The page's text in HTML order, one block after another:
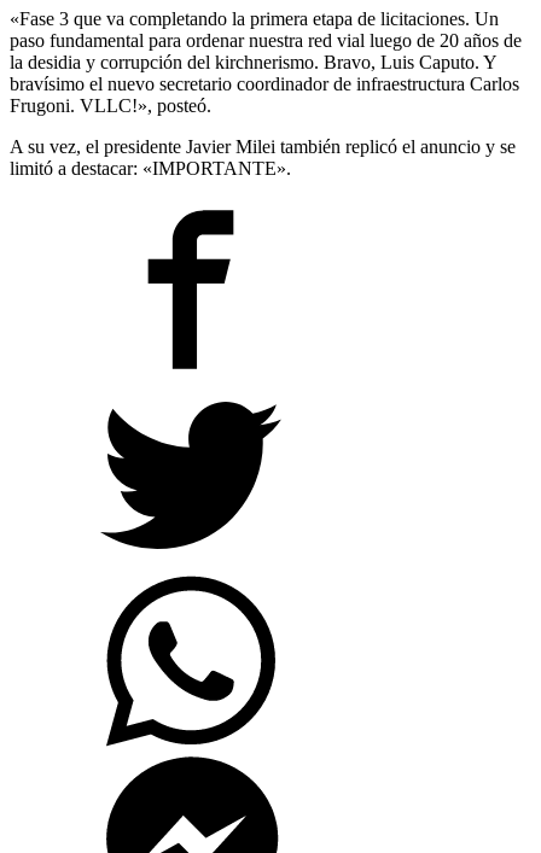
«Fase 3 que va completando la primera etapa de licitaciones. Un
paso fundamental para ordenar nuestra red vial luego de 20 años de
la desidia y corrupción del kirchnerismo. Bravo, Luis Caputo. Y
bravísimo el nuevo secretario coordinador de infraestructura Carlos
Frugoni. VLLC!», posteó.
A su vez, el presidente Javier Milei también replicó el anuncio y se
limitó a destacar: «IMPORTANTE».